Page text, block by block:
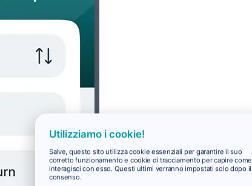
Utilizziamo i cookie!
Salve, questo sito utilizza cookie essenziali per garantire il suo
corretto funzionamento e cookie di tracciamento per capire come
interagisci con esso. Questi ultimi verranno impostati solo dopo il
consenso.